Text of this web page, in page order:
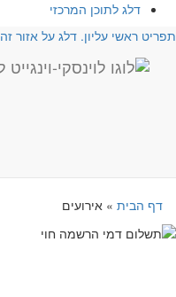
דלג לתוכן המרכזי
ראשי עליון. דלג על אזור זה.
דף הבית» אירועים